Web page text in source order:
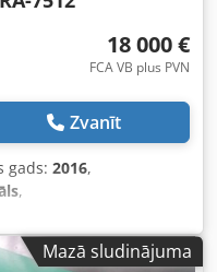
18 000 €
FCA VB plus PVN
Zvanīt
gads: 2016,
,
apmeklējot to
Espfx Apyorf
Mazā sludinājuma